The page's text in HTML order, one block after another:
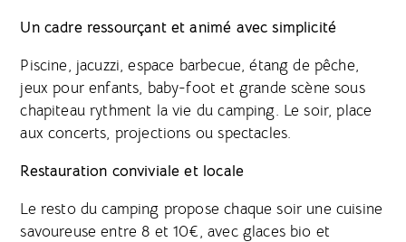
Un cadre ressourçant et animé avec simplicité
Piscine, jacuzzi, espace barbecue, étang de pêche,
jeux pour enfants, baby-foot et grande scène sous
chapiteau rythment la vie du camping. Le soir, place
aux concerts, projections ou spectacles.
Restauration conviviale et locale
Le resto du camping propose chaque soir une cuisine
savoureuse entre 8 et 10€, avec glaces bio et